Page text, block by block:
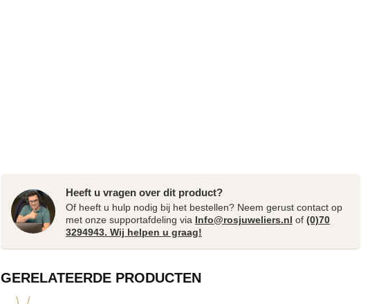
Heeft u vragen over dit product?
Of heeft u hulp nodig bij het bestellen? Neem gerust contact op
met onze supportafdeling via Info@rosjuweliers.nl of (0)70
3294943. Wij helpen u graag!
GERELATEERDE PRODUCTEN